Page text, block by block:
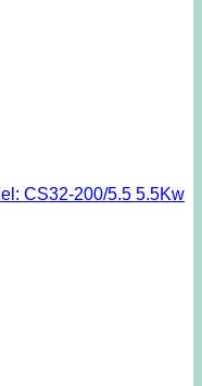
CS32-200/5.5 5.5Kw